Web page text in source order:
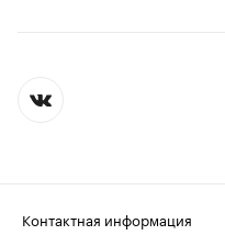
Контактная информация